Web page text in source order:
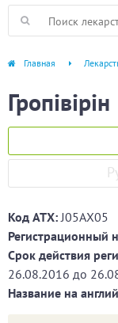
Главная
Гропівірін
Код ATХ:J05AX05
Регистрационный
Срок действия
26.08.2016 до
Название на